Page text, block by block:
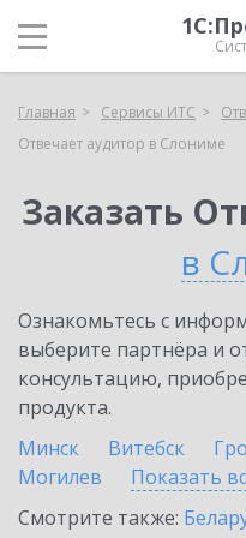
Главная Сервисы ИТС
Отвечает аудитор в Слониме
Заказать
в
Ознакомьтесь с
выберите партнёра и
консультацию,
продукта.
Минск
Витебск
Могилев
Показать
Смотрите также: